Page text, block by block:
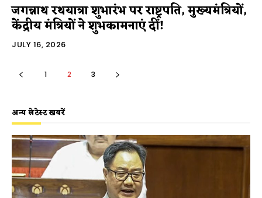
जगन्नाथ रथयात्रा शुभारंभ पर राष्ट्रपति, मुख्यमंत्रियों,
केंद्रीय मंत्रियों ने शुभकामनाएं दीं!
JULY 16, 2026
1 2 3
अन्य लेटेस्ट खबरें